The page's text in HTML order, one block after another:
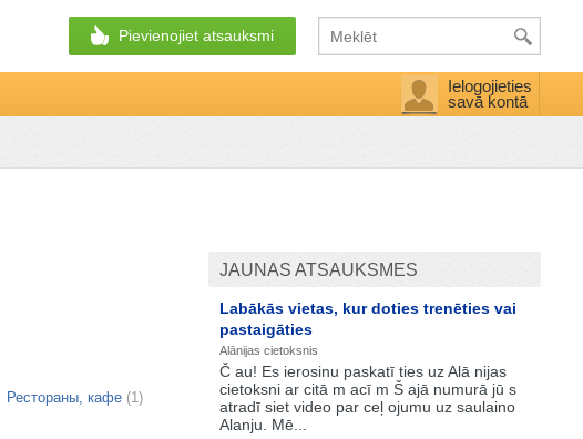
Pievienojiet atsauksmi
Ielogojieties
savā kontā
Рестораны, кафе(1)
JAUNAS ATSAUKSMES
Labākās vietas, kur doties trenēties vai
pastaigāties
Alānijas cietoksnis
Č au! Es ierosinu paskatī ties uz Alā nijas
cietoksni ar citā m acī m Š ajā numurā jū s
atradī siet video par ceļ ojumu uz saulaino
Alanju. Mē...